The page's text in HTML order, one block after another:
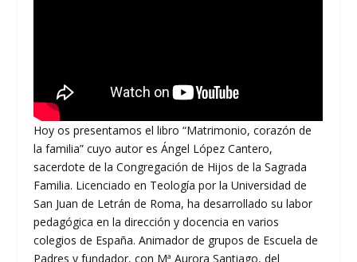
Hoy os presentamos el libro “Matrimonio, corazón de
la familia” cuyo autor es Ángel López Cantero,
sacerdote de la Congregación de Hijos de la Sagrada
Familia. Licenciado en Teología por la Universidad de
San Juan de Letrán de Roma, ha desarrollado su labor
pedagógica en la dirección y docencia en varios
colegios de España. Animador de grupos de Escuela de
Padres y fundador, con Mª Aurora Santiago, del